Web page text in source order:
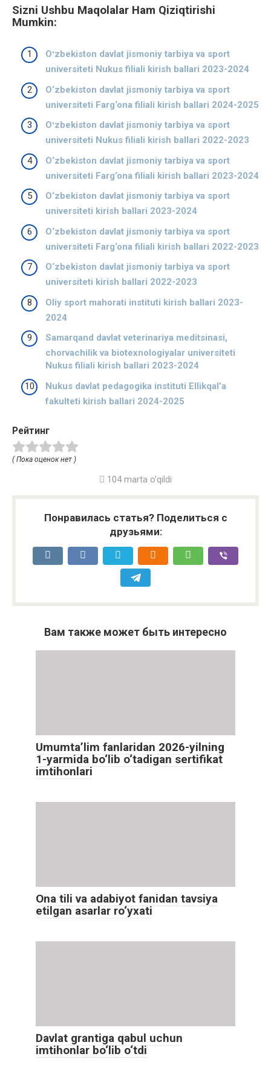
Sizni Ushbu Maqolalar Ham Qiziqtirishi
Mumkin:
Oʻzbekiston davlat jismoniy tarbiya va sport
universiteti Nukus filiali kirish ballari 2023-2024
O‘zbekiston davlat jismoniy tarbiya va sport
universiteti Farg‘ona filiali kirish ballari 2024-2025
Oʻzbekiston davlat jismoniy tarbiya va sport
universiteti Nukus filiali kirish ballari 2022-2023
O‘zbekiston davlat jismoniy tarbiya va sport
universiteti Farg‘ona filiali kirish ballari 2023-2024
O‘zbekiston davlat jismoniy tarbiya va sport
universiteti kirish ballari 2023-2024
O‘zbekiston davlat jismoniy tarbiya va sport
universiteti Farg‘ona filiali kirish ballari 2022-2023
O‘zbekiston davlat jismoniy tarbiya va sport
universiteti kirish ballari 2022-2023
Oliy sport mahorati instituti kirish ballari 2023-
2024
Samarqand davlat veterinariya meditsinasi,
chorvachilik va biotexnologiyalar universiteti
Nukus filiali kirish ballari 2023-2024
Nukus davlat pedagogika instituti Ellikqal’a
fakulteti kirish ballari 2024-2025
Рейтинг
( Пока оценок нет )
104 marta o'qildi
Понравилась статья? Поделиться с
друзьями:
Вам также может быть интересно
Umumta’lim fanlaridan 2026-yilning
1-yarmida bo‘lib o‘tadigan sertifikat
imtihonlari
Ona tili va adabiyot fanidan tavsiya
etilgan asarlar ro‘yxati
Davlat grantiga qabul uchun
imtihonlar bo‘lib o‘tdi